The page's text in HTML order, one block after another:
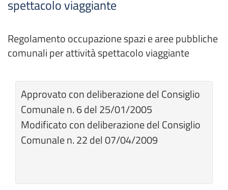
spettacolo viaggiante
Regolamento occupazione spazi e aree pubbliche
comunali per attività spettacolo viaggiante
Approvato con deliberazione del Consiglio
Comunale n. 6 del 25/01/2005
Modificato con deliberazione del Consiglio
Comunale n. 22 del 07/04/2009